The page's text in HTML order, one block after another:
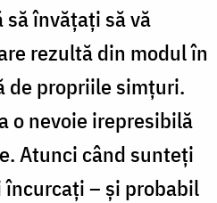
învăţaţi să vă
rezultă din modul în
de propriile simţuri.
o nevoie irepresibilă
Atunci când sunteţi
– și probabil